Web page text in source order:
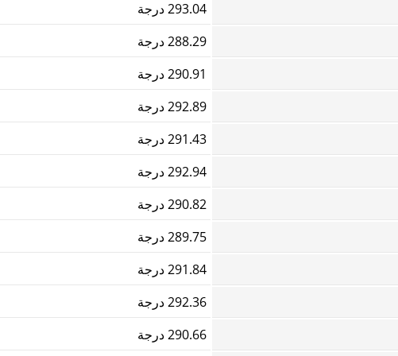
293.04 درجة
288.29 درجة
290.91 درجة
292.89 درجة
291.43 درجة
292.94 درجة
290.82 درجة
289.75 درجة
291.84 درجة
292.36 درجة
290.66 درجة